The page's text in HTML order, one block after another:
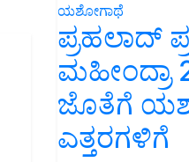
ಯಶೋಗಾಥೆ
ಪ್ರಹಲಾದ್
ಮಹೀಂದ್ರಾ
ಜೊತೆಗೆ
ಎತ್ತರಗಳಿಗೆ